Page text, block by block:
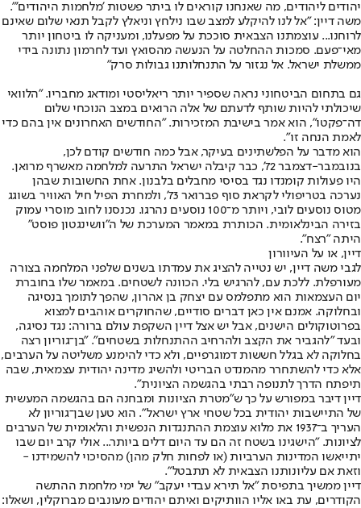
יהודים ליהודים, מה שאנחנו קוראים לו ביתר פשטות 'מלחמות היהודים'".
משה דיין: "אל לנו להיקלע למצב שבו נילחץ וניאלץ לקבל תנאי שלום שאינם
לרוחנו... עוצמתנו הצבאית סוככת על מפעלנו, ומעניקה לו ביטחון יותר
מאי־פעם. סמכות ההחלטה על הנעשה מהסואץ ועד לחרמון נתונה בידי
ממשלת ישראל. אל נגזור על התנחלותנו גבולות סרק"
גם בתחום הביטחוני נראה שספיר יותר ריאליסטי ומודאג מחבריו. "הלוואי
שיכולתי להיות שותף לדעתם של אלה הרואים במצב הנוכחי שלום
דה־פקטו", הוא אמר בישיבת המזכירות. "החודשים האחרונים אין בהם כדי
לאמת הנחה זו".
הוא מדבר על הפלשתינים בעיקר, אבל כמה חודשים קודם לכן,
בנובמבר-דצמבר 72', כבר קיבלה ישראל התרעה למלחמה מאשרף מרואן.
היו פעולות קומנדו נגד בסיסי מחבלים בלבנון. אחת החשובות שבהן
נערכה בטריפולי לקראת סוף פברואר 73', ולמחרת הפיל חיל האוויר בשוגג
מטוס נוסעים לובי, ויותר מ־100 נוסעים נהרגו. נכנסנו לחוב מוסרי עמוק
בזירה הבינלאומית. הכותרת במאמר המערכת של ה"וושינגטון פוסט"
היתה "רצח".
דיין, או על העיוורון
לגבי משה דיין, יש נטייה להציג את עמדתו בשנים שלפני המלחמה בצורה
מעורפלת. ללכת עם, להרגיש בלי. הכוונה לשטחים. במאמר שלו בחוברת
יום העצמאות הוא מתפלמס עם יצחק בן אהרון, שהפך לתומך בנסיגה
ובחלוקה. אמנם אין כאן דברים סודיים, שהחוקרים אוהבים למצוא
בפרוטוקולים הישנים, אבל יש אצל דיין השקפת עולם ברורה: נגד נסיגה,
ובעד "להגביר את הקצב ולהרחיב ההתנחלות בשטחים". "בן־גוריון רצה
בחלוקה לא בגלל חששות דמוגרפיים, ולא כדי להימנע משליטה על הערבים,
אלא כדי להשתחרר מהמנדט הבריטי ולהשיג מדינה יהודית עצמאית, שבה
תיפתח הדרך לתנופה רבתי בהגשמה הציונית".
דיין דיבר במפורש על כך ש"מטרת הציונות ומבחנה הם בהגשמה המעשית
של התיישבות יהודית בכל שטחי ארץ ישראל". הוא טען שבן־גוריון לא
העריך ב־1937 את מלוא עוצמת ההתנגדות הנפשית והלאומית של הערבים
לציונות. "הישגינו בשטח זה הם עד היום דלים ביותר... אולי קרב יום שבו
יתייאשו המדינות הערביות (או לפחות חלק מהן) מהסיכוי להשמידנו -
וזאת אם עליונותנו הצבאית לא תתבטל".
דיין ממשיך בתפיסת "אל תירא עבדי יעקב" של ימי מלחמת ההתשה
הקודרים, עת באו אליו הוותיקים ואיתם יהודים מעונבים מברוקלין, ושאלו: